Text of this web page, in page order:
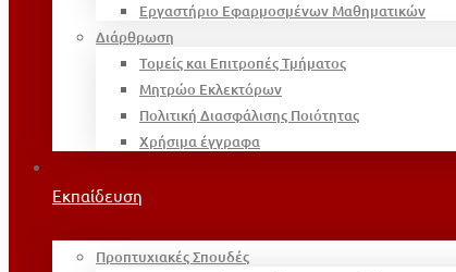
Εργαστήριο Εφαρμοσμένων Μαθηματικών
Διάρθρωση
Τομείς και Επιτροπές Τμήματος
Μητρώο Εκλεκτόρων
Πολιτική Διασφάλισης Ποιότητας
Χρήσιμα έγγραφα
Εκπαίδευση
Προπτυχιακές Σπουδές